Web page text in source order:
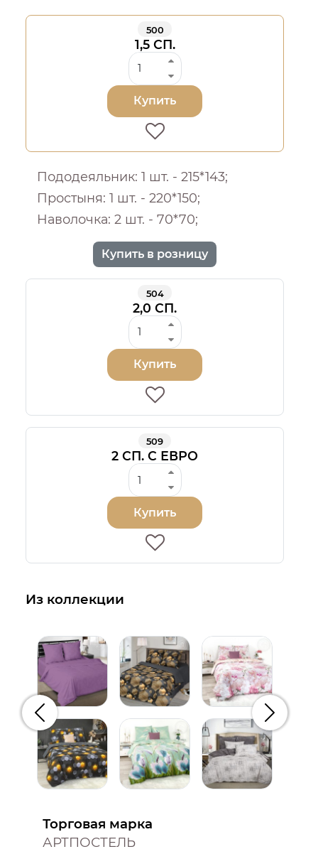
500
1,5 СП.
Купить
Пододеяльник: 1 шт. - 215*143;
Простыня: 1 шт. - 220*150;
Наволочка: 2 шт. - 70*70;
Купить в розницу
504
2,0 СП.
Купить
509
2 СП. С ЕВРО
Купить
Из коллекции
Предыдущий
Торговая марка
АРТПОСТЕЛЬ